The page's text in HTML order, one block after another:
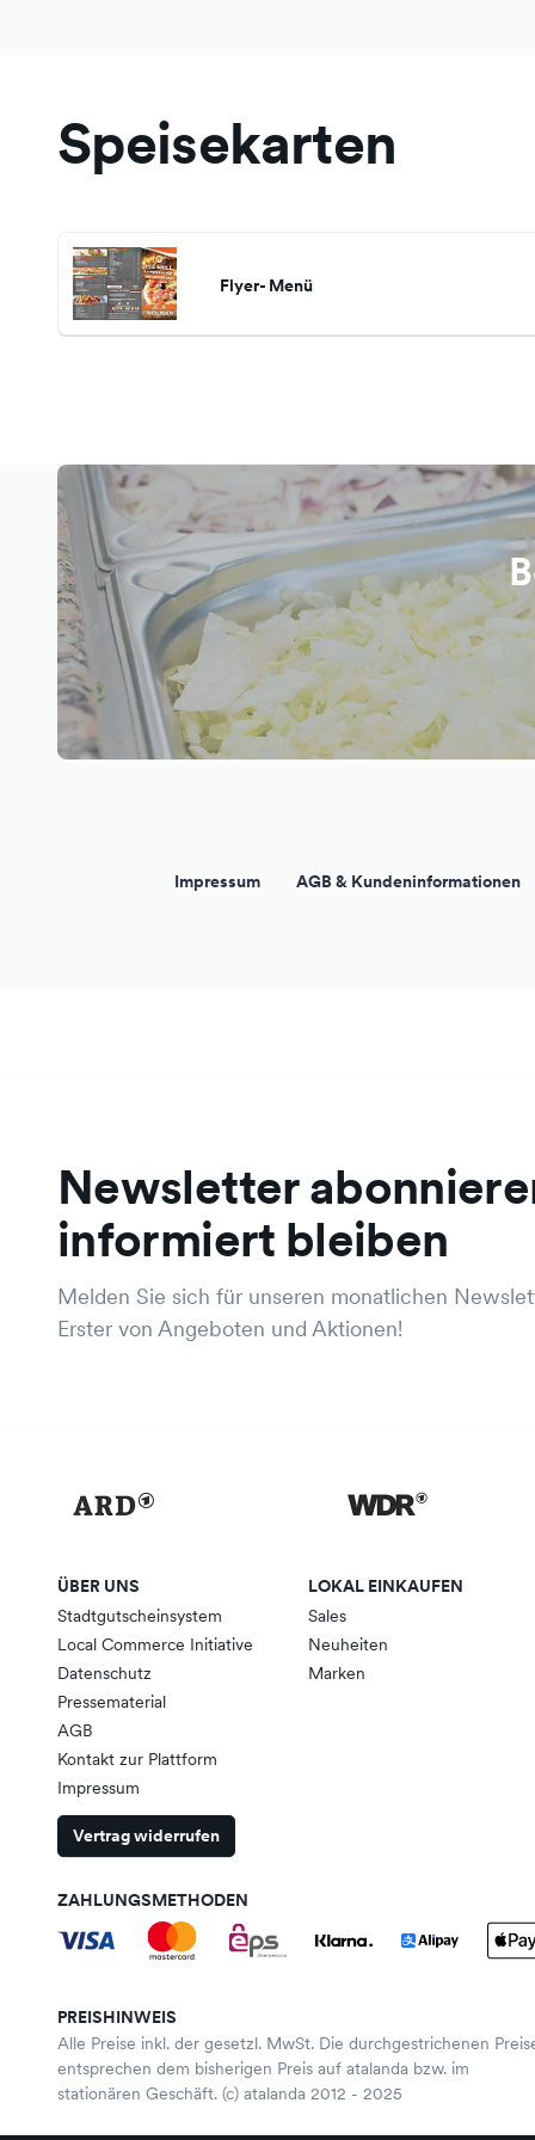
Speisekarten
Flyer- Menü
Impressum AGB & Kundeninformationen
Newsletter
informiert bleiben
Melden Sie sich für unseren monatlichen
Erster von Angeboten und Aktionen!
ÜBER UNS
Stadtgutscheinsystem
Local Commerce Initiative
Datenschutz
Pressematerial
AGB
Kontakt zur Plattform
Impressum
Vertrag widerrufen
LOKAL EINKAUFEN
Sales
Neuheiten
Marken
ZAHLUNGSMETHODEN
PREISHINWEIS
Alle Preise inkl. der gesetzl. MwSt. Die durchgestrichenen
entsprechen dem bisherigen Preis auf atalanda bzw. im
stationären Geschäft. (c) atalanda 2012 - 2025